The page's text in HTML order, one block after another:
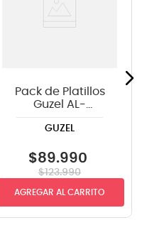
Pack de Platillos
Guzel AL-
GUZEL
$89.990
$123.990
AGREGAR AL CARRITO